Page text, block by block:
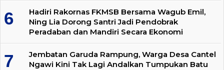
Hadiri Rakornas FKMSB Bersama Wagub Emil,
Ning Lia Dorong Santri Jadi Pendobrak
Peradaban dan Mandiri Secara Ekonomi
Jembatan Garuda Rampung, Warga Desa Cantel
Ngawi Kini Tak Lagi Andalkan Tumpukan Batu